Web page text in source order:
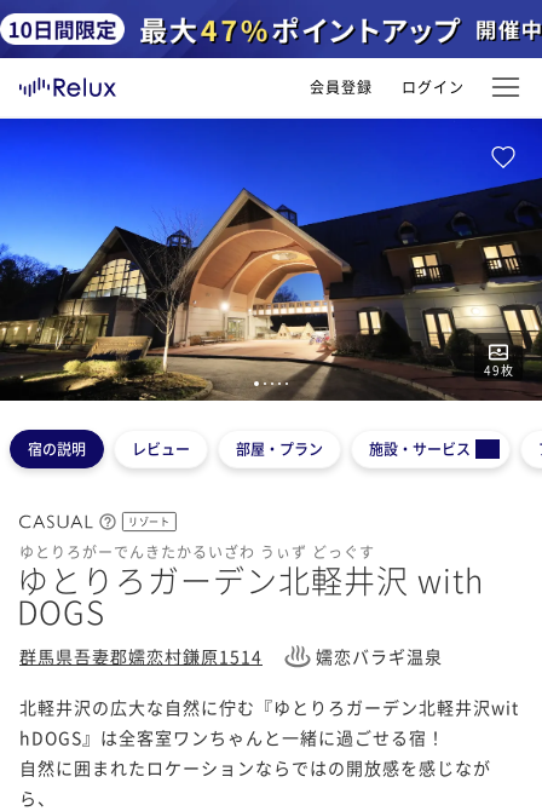
会員登録 ログイン
49枚
1 2345
宿の説明 レビュー 部屋・プラン 施設・サービス
リゾート
ゆとりろがーでんきたかるいざわ うぃず どっぐす
ゆとりろガーデン北軽井沢 with
DOGS
群馬県吾妻郡嬬恋村鎌原1514 嬬恋バラギ温泉
北軽井沢の広大な自然に佇む『ゆとりろガーデン北軽井沢wit
hDOGS』は全客室ワンちゃんと一緒に過ごせる宿！
自然に囲まれたロケーションならではの開放感を感じなが
ら、